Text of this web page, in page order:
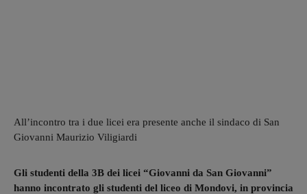
All’incontro tra i due licei era presente anche il sindaco di San
Giovanni Maurizio Viligiardi
Gli studenti della 3B dei licei “Giovanni da San Giovanni”
hanno incontrato gli studenti del liceo di Mondovi, in provincia